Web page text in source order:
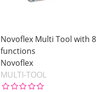
Novoflex Multi Tool with 8
functions
Novoflex
MULTI-TOOL